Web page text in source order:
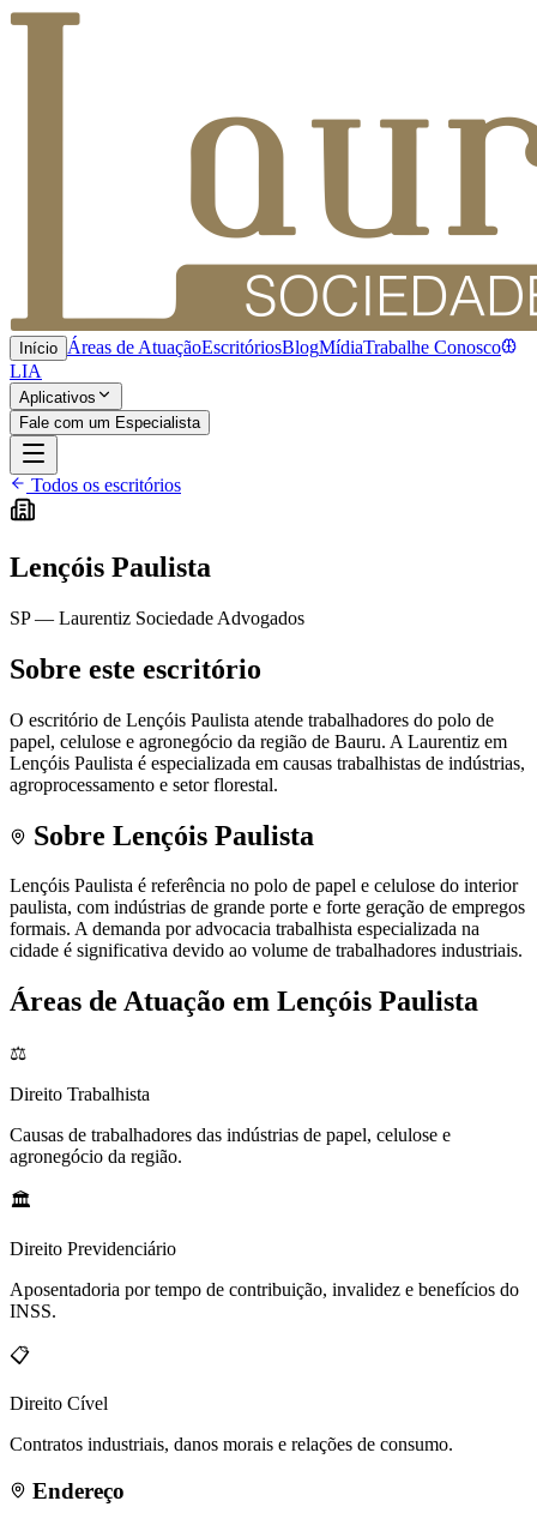
Início Áreas de AtuaçãoEscritóriosBlogMídiaTrabalhe Conosco
LIA
Aplicativos
Fale com um Especialista
Todos os escritórios
Lençóis Paulista
SP— Laurentiz Sociedade Advogados
Sobre este escritório
O escritório de Lençóis Paulista atende trabalhadores do polo de
papel, celulose e agronegócio da região de Bauru. A Laurentiz em
Lençóis Paulista é especializada em causas trabalhistas de indústrias,
agroprocessamento e setor florestal.
Sobre Lençóis Paulista
Lençóis Paulista é referência no polo de papel e celulose do interior
paulista, com indústrias de grande porte e forte geração de empregos
formais. A demanda por advocacia trabalhista especializada na
cidade é significativa devido ao volume de trabalhadores industriais.
Áreas de Atuação em Lençóis Paulista
⚖️
Direito Trabalhista
Causas de trabalhadores das indústrias de papel, celulose e
agronegócio da região.
🏛️
Direito Previdenciário
Aposentadoria por tempo de contribuição, invalidez e benefícios do
INSS.
📋
Direito Cível
Contratos industriais, danos morais e relações de consumo.
Endereço